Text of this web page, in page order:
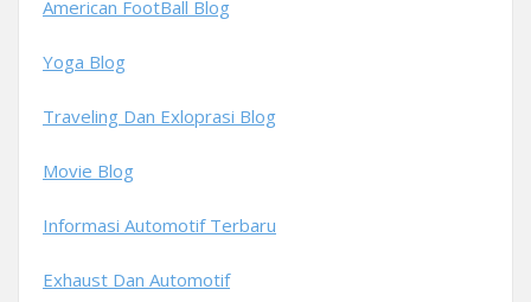
American FootBall Blog
Yoga Blog
Traveling Dan Exloprasi Blog
Movie Blog
Informasi Automotif Terbaru
Exhaust Dan Automotif